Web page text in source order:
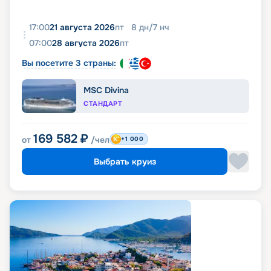
17:0021 августа 2026пт 8 дн/7 нч
07:0028 августа 2026пт
Вы посетите 3 страны:
MSC Divina
СТАНДАРТ
от 169 582 ₽ /чел +1 000
Выбрать круиз